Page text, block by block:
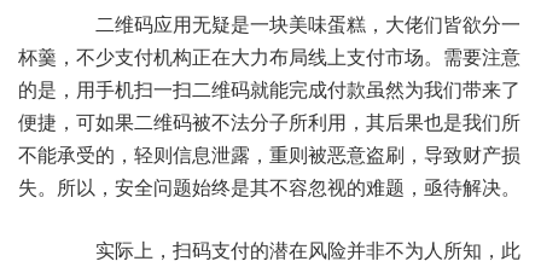
二维码应用无疑是一块美味蛋糕，大佬们皆欲分一
杯羹，不少支付机构正在大力布局线上支付市场。需要注意
的是，用手机扫一扫二维码就能完成付款虽然为我们带来了
便捷，可如果二维码被不法分子所利用，其后果也是我们所
不能承受的，轻则信息泄露，重则被恶意盗刷，导致财产损
失。所以，安全问题始终是其不容忽视的难题，亟待解决。
实际上，扫码支付的潜在风险并非不为人所知，此